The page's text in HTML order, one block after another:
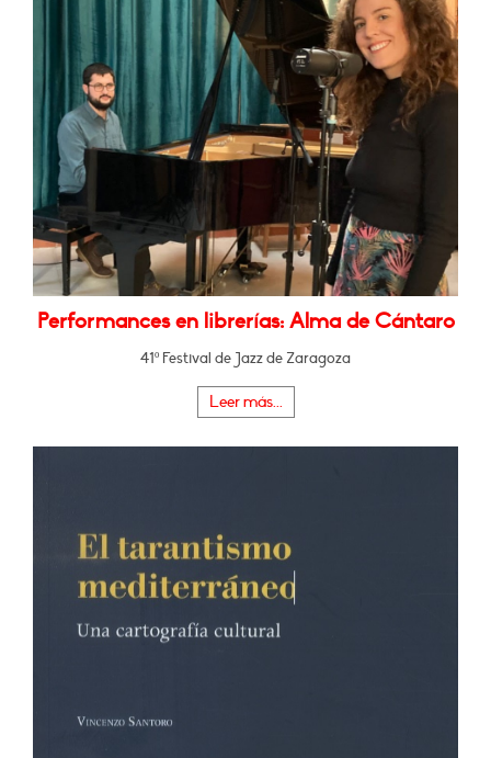
Performances en librerías: Alma de Cántaro
41º Festival de Jazz de Zaragoza
Leer más...